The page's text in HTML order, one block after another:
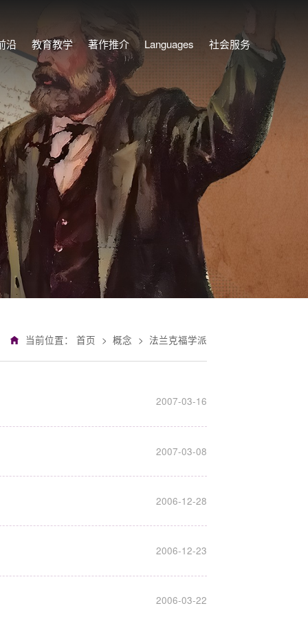
沿 教育教学 著作推介 Languages 社会服务
当前位置： 首页 > 概念 > 法兰克福学派
2007-03-16
2007-03-08
2006-12-28
2006-12-23
2006-03-22